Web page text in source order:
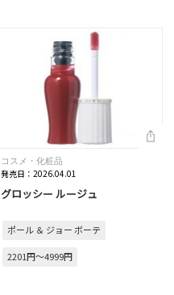
コスメ・化粧品
発売日：2026.04.01
グロッシー ルージュ
ポール ＆ ジョー ボーテ
2201円～4999円